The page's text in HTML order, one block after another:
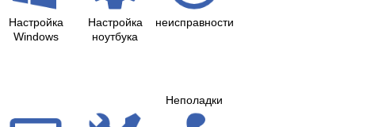
Настройка
Windows
Настройка
ноутбука
неисправности
Неполадки